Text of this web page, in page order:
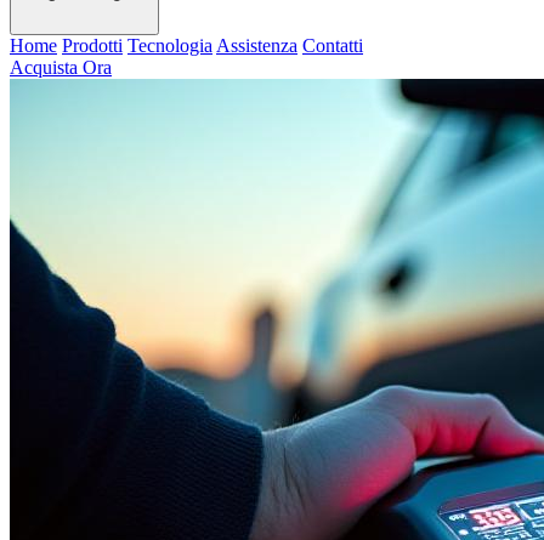
Home Prodotti Tecnologia Assistenza Contatti
Acquista Ora